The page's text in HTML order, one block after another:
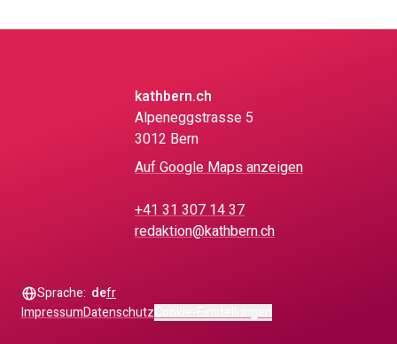
kathbern.ch
Alpeneggstrasse 5
3012 Bern
Auf Google Maps anzeigen
+41 31 307 14 37
redaktion@kathbern.ch
ImpressumDatenschutz
Sprache: defr